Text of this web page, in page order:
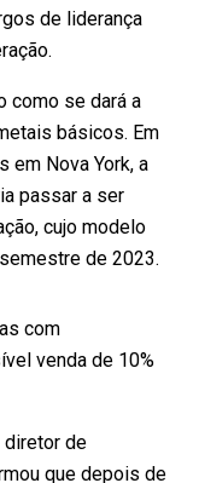
de liderança
como se dará a
básicos. Em
em Nova York, a
passar a ser
cujo modelo
de 2023.
com
venda de 10%
diretor de
que depois de